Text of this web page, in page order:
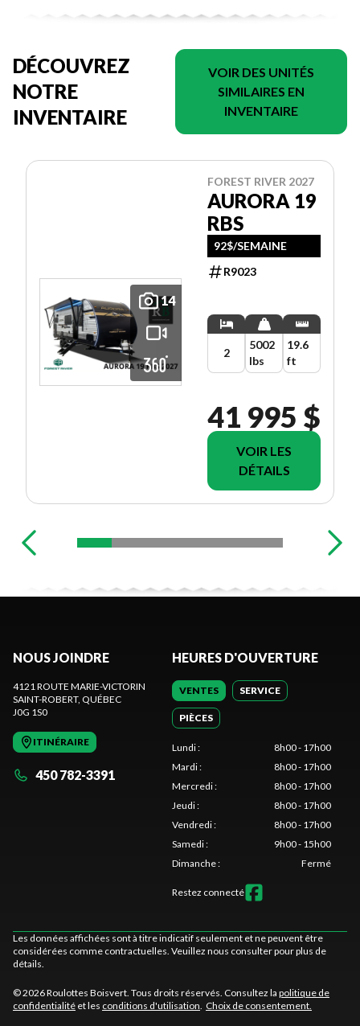
DÉCOUVREZ
NOTRE
INVENTAIRE
VOIR DES UNITÉS
SIMILAIRES EN
INVENTAIRE
14
FOREST RIVER 2027
AURORA 19
RBS
92$/SEMAINE
R9023
2
5002
lbs
19.6
ft
41 995 $
VOIR LES
DÉTAILS
NOUS JOINDRE
4121 ROUTE MARIE-VICTORIN
SAINT-ROBERT, QUÉBEC
J0G 1S0
ITINÉRAIRE
450 782-3391
HEURES D'OUVERTURE
VENTES SERVICE
PIÈCES
Lundi:
8h00 - 17h00
Mardi:
8h00 - 17h00
Mercredi:
8h00 - 17h00
Jeudi:
8h00 - 17h00
Vendredi:
8h00 - 17h00
Samedi:
9h00 - 15h00
Dimanche: Fermé
Restez connecté
Les données affichées sont à titre indicatif seulement et ne peuvent être
considérées comme contractuelles. Veuillez nous consulter pour plus de
détails.
© 2026 Roulottes Boisvert. Tous droits réservés. Consultez la politique de
confidentialité et les conditions d'utilisation Choix de consentement.